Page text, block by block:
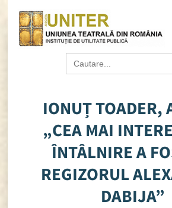
Search
for:
IONUȚ TOADER,
„CEA MAI
ÎNTÂLNIRE A
REGIZORUL
DABIJA”